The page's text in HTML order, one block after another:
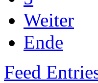
Weiter
Ende
Feed